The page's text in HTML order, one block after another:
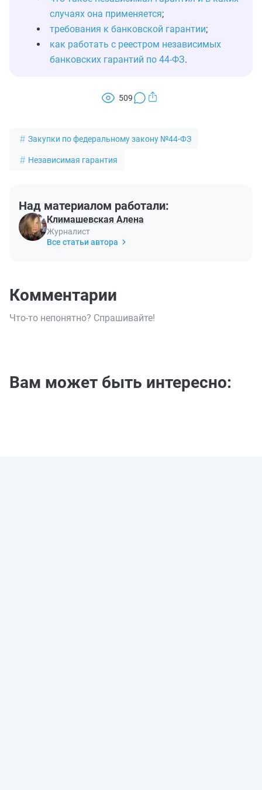
случаях она применяется;
требования к банковской гарантии;
как работать с реестром независимых
банковских гарантий по 44-ФЗ.
509
Закупки по федеральному закону №44-ФЗ
Независимая гарантия
Над материалом работали:
Климашевская Алена
Журналист
Все статьи автора
Комментарии
Что-то непонятно? Спрашивайте!
Вам может быть интересно: